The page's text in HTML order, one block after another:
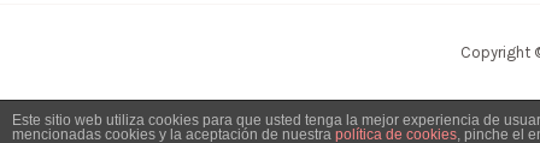
Copyright
Este sitio web utiliza cookies para que usted tenga la mejor experiencia de
mencionadas cookies y la aceptación de nuestra política de cookies, pinche el